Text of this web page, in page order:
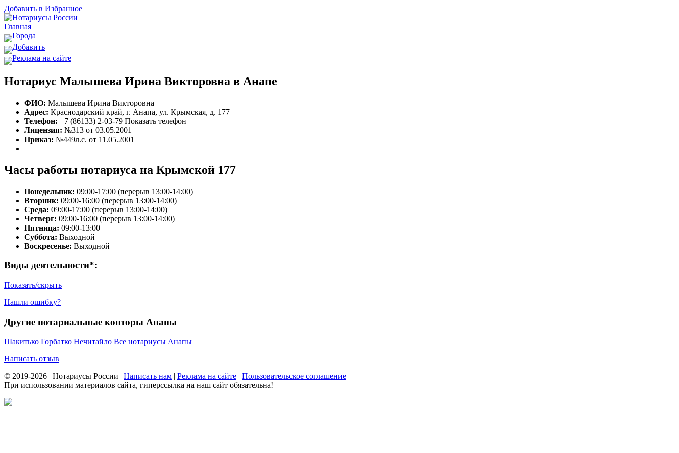
Добавить в Избранное
Главная
Города
Добавить
Реклама на сайте
Нотариус Малышева Ирина Викторовна в Анапе
ФИО: Малышева Ирина Викторовна
Адрес: Краснодарский край, г. Анапа, ул. Крымская, д. 177
Телефон: +7 (86133) 2-03-79 Показать телефон
Лицензия: №313 от 03.05.2001
Приказ: №449л.с. от 11.05.2001
Часы работы нотариуса на Крымской 177
Понедельник: 09:00-17:00 (перерыв 13:00-14:00)
Вторник: 09:00-16:00 (перерыв 13:00-14:00)
Среда: 09:00-17:00 (перерыв 13:00-14:00)
Четверг: 09:00-16:00 (перерыв 13:00-14:00)
Пятница: 09:00-13:00
Суббота: Выходной
Воскресенье: Выходной
Виды деятельности*:
Показать/скрыть
Нашли ошибку?
Другие нотариальные конторы Анапы
Шакитько Горбатко Нечитайло Все нотариусы Анапы
Написать отзыв
© 2019-2026 | Нотариусы России | Написать нам | Реклама на сайте | Пользовательское соглашение
При использовании материалов сайта, гиперссылка на наш сайт обязательна!